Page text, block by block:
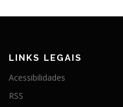
LINKS LEGAIS
Acessibilidades
RSS